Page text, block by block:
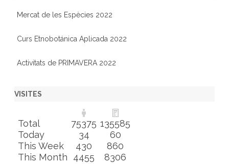
Mercat de les Espècies 2022
Curs Etnobotánica Aplicada 2022
Activitats de PRIMAVERA 2022
VISITES
Total 75375 135585
Today
34
60
This Week
430
860
This Month
4455 8306